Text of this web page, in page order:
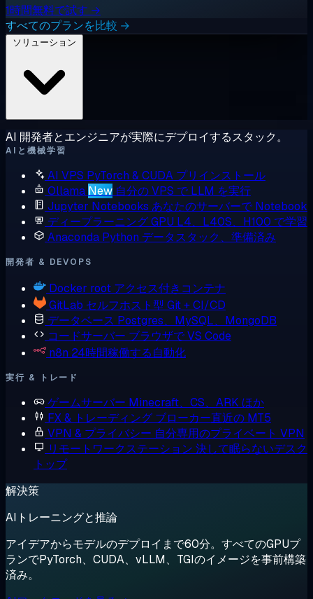
1時間無料で試す →
すべてのプランを比較 →
AI 開発者とエンジニアが実際にデプロイするスタック。
AIと機械学習
AI VPS PyTorch & CUDA プリインストール
Ollama New 自分の VPS で LLM を実行
Jupyter Notebooks あなたのサーバーで Notebook
ディープラーニング GPU L4、L40S、H100 で学習
Anaconda Python データスタック、準備済み
開発者 & DEVOPS
Docker root アクセス付きコンテナ
GitLab セルフホスト型 Git + CI/CD
データベース Postgres、MySQL、MongoDB
コードサーバー ブラウザで VS Code
n8n 24時間稼働する自動化
実行 & トレード
ゲームサーバー Minecraft、CS、ARK ほか
FX & トレーディング ブローカー直近の MT5
VPN & プライバシー 自分専用のプライベート VPN
リモートワークステーション 決して眠らないデスク
トップ
解決策
AIトレーニングと推論
アイデアからモデルのデプロイまで60分。すべてのGPUプ
ランでPyTorch、CUDA、vLLM、TGIのイメージを事前構築
済み。